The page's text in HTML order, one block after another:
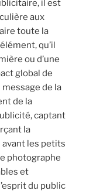
il est
aux
toute la
qu’il
ou d’une
global de
de la
de la
captant
la
les petits
photographe
et
du public